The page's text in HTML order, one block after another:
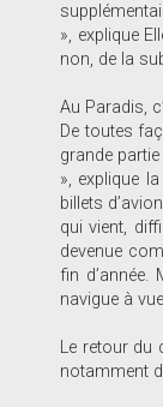
», explique
non, de la
Au Paradis,
De toutes
grande
», explique
billets
qui vient,
devenue
fin d’année.
navigue à
Le retour du
notamment